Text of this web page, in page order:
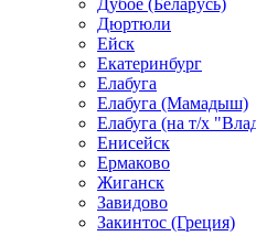
Дубое (Беларусь)
Дюртюли
Ейск
Екатеринбург
Елабуга
Елабуга (Мамадыш)
Елабуга (на т/х
Енисейск
Ермаково
Жиганск
Завидово
Закинтос (Греция)